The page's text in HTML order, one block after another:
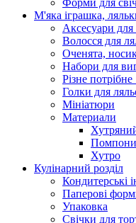
М'яка іграшка,
Аксесуари для
Волосся для
Оченята,
Набори для
Різне потрібне
Голки для
Мініатюри
Материали
Помпони
Хутро
Кулінарний розділ
Кондитерські
Паперові
Упаковка
Свічки для